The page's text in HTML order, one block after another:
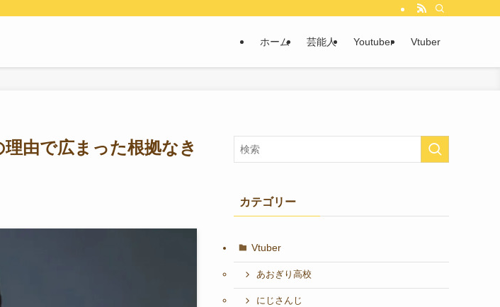
ホーム 芸能人 Youtuber Vtuber
由で広まった根拠なき
カテゴリー
Vtuber
あおぎり高校
にじさんじ